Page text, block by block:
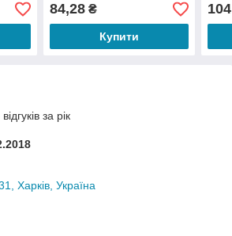
84,28₴
Купити
за рік
Харків, Україна